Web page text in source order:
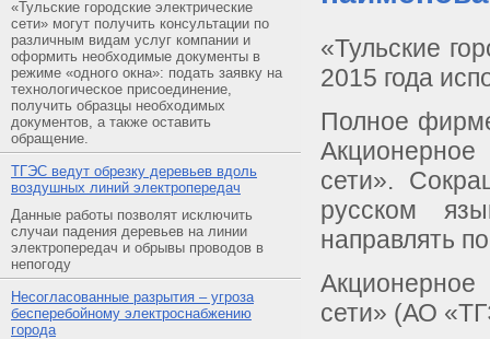
«Тульские городские электрические
сети» могут получить консультации по
различным видам услуг компании и
оформить необходимые документы в
режиме «одного окна»: подать заявку на
технологическое присоединение,
получить образцы необходимых
документов, а также оставить
обращение.
ТГЭС ведут обрезку деревьев вдоль
воздушных линий электропередач
Данные работы позволят исключить
случаи падения деревьев на линии
электропередач и обрывы проводов в
непогоду
Несогласованные разрытия – угроза
бесперебойному электроснабжению
города
«Тульские
2015 года
Полное
сети».
русском
направлять
сети» (АО